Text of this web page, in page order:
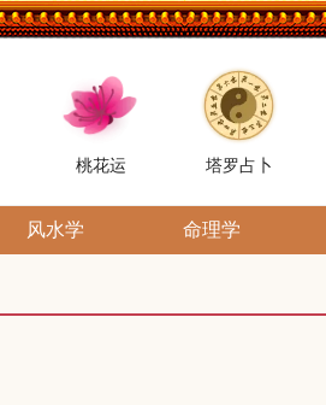
桃花运 塔罗占卜
风水学 命理学